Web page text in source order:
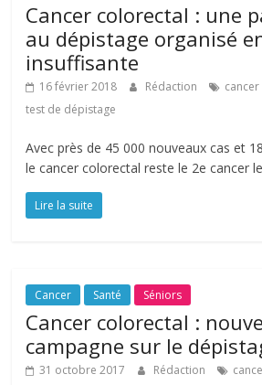
Cancer colorectal : une
au dépistage organisé
insuffisante
16 février 2018 Rédaction
test de dépistage
Avec près de 45 000 nouveaux cas et
le cancer colorectal reste le 2e cancer le
Lire la suite
Cancer Santé Séniors
Cancer colorectal :
campagne sur le
31 octobre 2017 Rédaction